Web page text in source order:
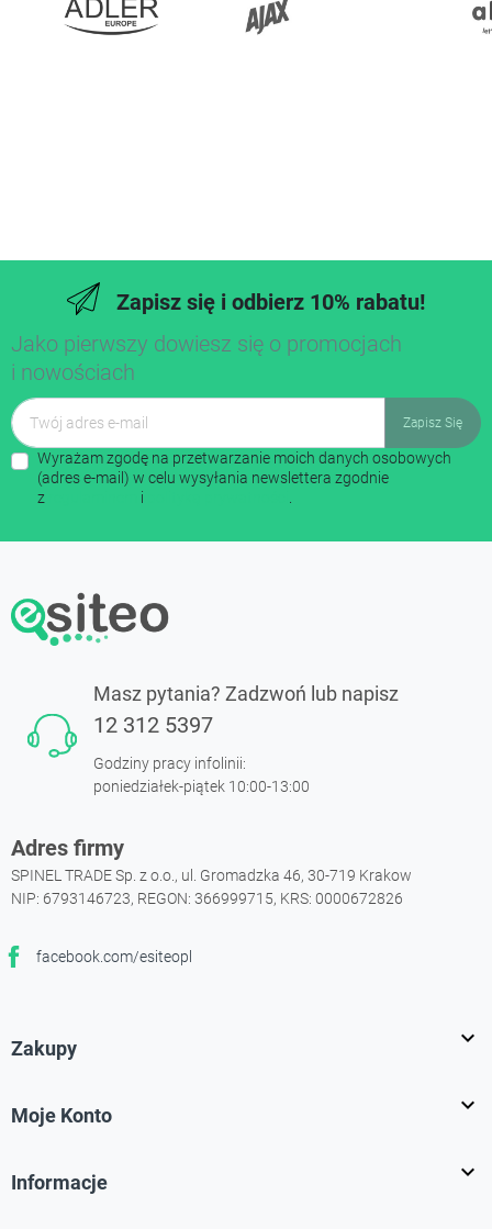
Zapisz się i odbierz 10% rabatu!
Jako pierwszy dowiesz się o promocjach
i nowościach
Wyrażam zgodę na przetwarzanie moich danych osobowych
(adres e-mail) w celu wysyłania newslettera zgodnie
z
i
Masz pytania? Zadzwoń lub napisz
12 312 5397
Godziny pracy infolinii:
poniedziałek-piątek 10:00-13:00
Adres firmy
SPINEL TRADE Sp. z o.o., ul. Gromadzka 46, 30-719 Krakow
NIP: 6793146723, REGON: 366999715, KRS: 0000672826
facebook.com/esiteopl
Facebook
Zakupy 
Moje Konto 
Informacje 